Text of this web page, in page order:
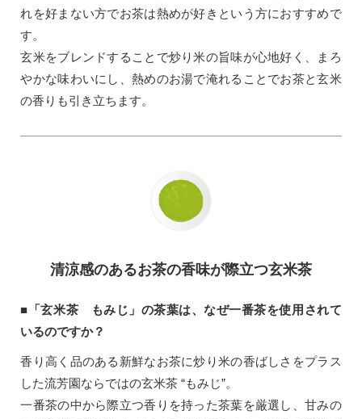
れを好まない方でお茶は熱めが好きという方におすすめで
す。
玄米をブレンドすることで炒り米の旨味が心地好く、まろ
やかな味わいにし、熱めのお湯で淹れることでお茶と玄米
の香りも引き立ちます。
清涼感のあるお茶の香味が際立つ玄米茶
■「玄米茶 もみじ」の茶葉は、なぜ一番茶を使用されて
いるのですか？
香り高く品のある新鮮なお茶に炒り米の香ばしさをプラス
した流芳園ならではの玄米茶 “もみじ”。
一番茶の中から際立つ香りを持った茶葉を厳選し、甘みの